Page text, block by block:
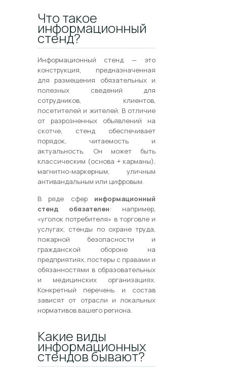
Что такое
информационный
стенд?
Информационный стенд — это
конструкция, предназначенная
для размещения обязательных и
полезных сведений для
сотрудников, клиентов,
посетителей и жителей. В отличие
от разрозненных объявлений на
скотче, стенд обеспечивает
порядок, читаемость и
актуальность. Он может быть
классическим (основа + карманы),
магнитно-маркерным, уличным
антивандальным или цифровым.
В ряде сфер информационный
стенд обязателен: например,
«уголок потребителя» в торговле и
услугах, стенды по охране труда,
пожарной безопасности и
гражданской обороне на
предприятиях, постеры с правами и
обязанностями в образовательных
и медицинских организациях.
Конкретный перечень и состав
зависят от отрасли и локальных
нормативов вашего региона.
Какие виды
информационных
стендов бывают?